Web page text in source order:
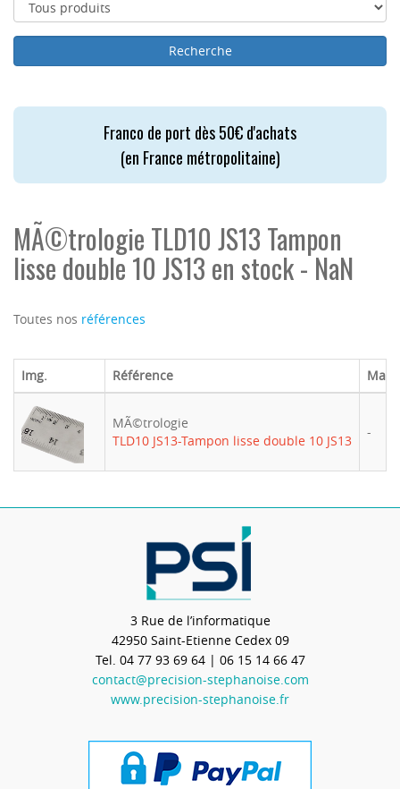
Franco de port dès 50€ d'achats
(en France métropolitaine)
MÃ©trologie TLD10 JS13 Tampon
lisse double 10 JS13 en stock - NaN
Toutes nos références
Img. Référence
MÃ©trologie
TLD10 JS13-Tampon lisse double 10 JS13
-
3 Rue de l’informatique
42950 Saint-Etienne Cedex 09
Tel. 04 77 93 69 64| 06 15 14 66 47
contact@precision-stephanoise.com
www.precision-stephanoise.fr